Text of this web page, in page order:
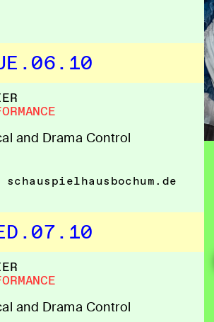
and Drama Control
and Drama Control